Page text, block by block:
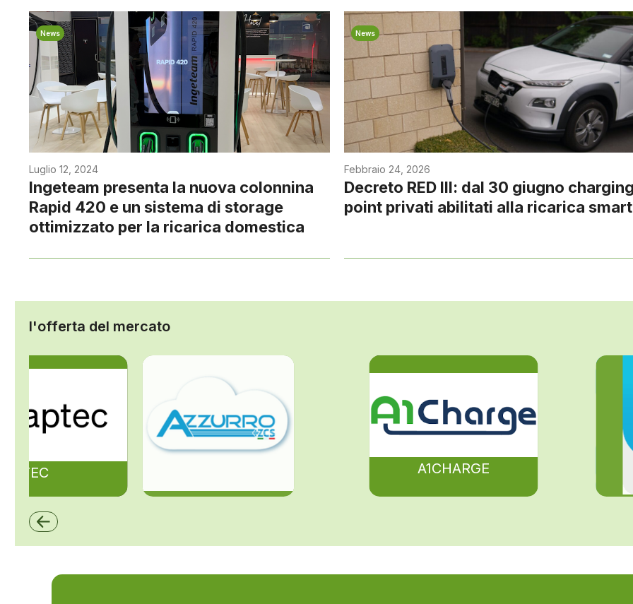
News
Luglio 12, 2024
Ingeteam presenta la nuova colonnina
Rapid 420 e un sistema di storage
ottimizzato per la ricarica domestica
News
Febbraio 24, 2026
Decreto RED III: dal 30 giugno
point privati abilitati alla ricarica smart
l'offerta del mercato
A1CHARGE
ZCS Azzurro